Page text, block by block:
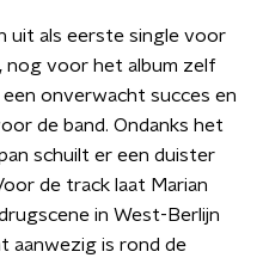
uit als eerste single voor
, nog voor het album zelf
onverwacht succes en
de band. Ondanks het
schuilt er een duister
de track laat Marian
in West-Berlijn
aanwezig is rond de